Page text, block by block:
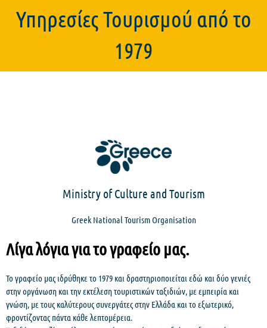
Υπηρεσίες Τουρισμού από το
1979
Ministry of Culture and Tourism
Greek National Tourism Organisation
Λίγα λόγια για το γραφείο μας.
Το γραφείο μας ιδρύθηκε το 1979 και δραστηριοποιείται εδώ και δύο γενιές
στην οργάνωση και την εκτέλεση τουριστικών ταξιδιών, με εμπειρία και
γνώση, με τους καλύτερους συνεργάτες στην Ελλάδα και το εξωτερικό,
φροντίζοντας πάντα κάθε λεπτομέρεια.